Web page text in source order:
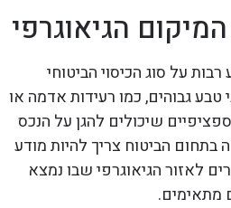
הגיאוגרפי
על סוג הכיסוי הביטוחי
טבע גבוהים, כמו רעידות אדמה או
שיכולים להגן על הנכס
בתחום הביטוח צריך להיות מודע
לאזור הגיאוגרפי שבו נמצא
מתאימים.